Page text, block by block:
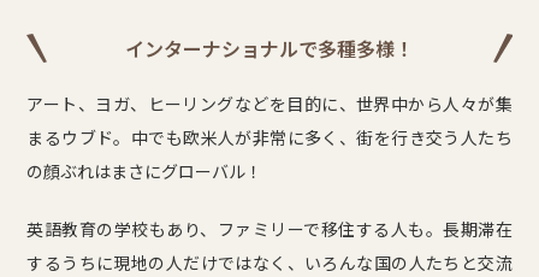
インターナショナルで多種多様！
アート、ヨガ、ヒーリングなどを目的に、世界中から人々が集
まるウブド。中でも欧米人が非常に多く、街を行き交う人たち
の顔ぶれはまさにグローバル！
英語教育の学校もあり、ファミリーで移住する人も。長期滞在
するうちに現地の人だけではなく、いろんな国の人たちと交流